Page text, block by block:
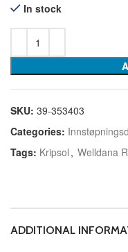
In stock
SKU: 39-353403
Categories:
Tags: Kripsol , Welldana
ADDITIONAL